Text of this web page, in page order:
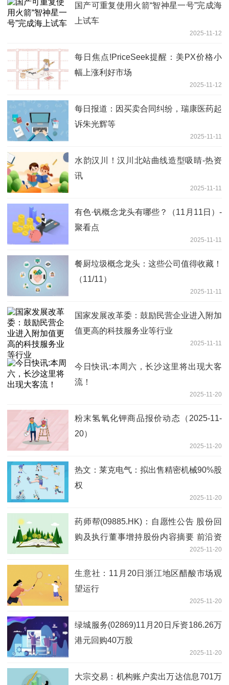
国产可重复使用火箭“智神星一号”完成海
上试车
2025-11-12
每日焦点!PriceSeek提醒：美PX价格小
幅上涨利好市场
2025-11-12
每日报道：因买卖合同纠纷，瑞康医药起
诉朱光辉等
2025-11-11
水韵汉川！汉川北站曲线造型吸睛-热资
讯
2025-11-11
有色·钒概念龙头有哪些？（11月11日）-
聚看点
2025-11-11
餐厨垃圾概念龙头：这些公司值得收藏！
（11/11）
2025-11-11
国家发展改革委：鼓励民营企业进入附加
值更高的科技服务业等行业
2025-11-11
今日快讯:本周六，长沙这里将出现大客
流！
2025-11-20
粉末氢氧化钾商品报价动态（2025-11-
20）
2025-11-20
热文：莱克电气：拟出售精密机械90%股
权
2025-11-20
药师帮(09885.HK)：自愿性公告 股份回
购及执行董事增持股份内容摘要 前沿资
2025-11-20
生意社：11月20日浙江地区醋酸市场观
望运行
2025-11-20
绿城服务(02869)11月20日斥资186.26万
港元回购40万股
2025-11-20
大宗交易：机构账户卖出万达信息701万